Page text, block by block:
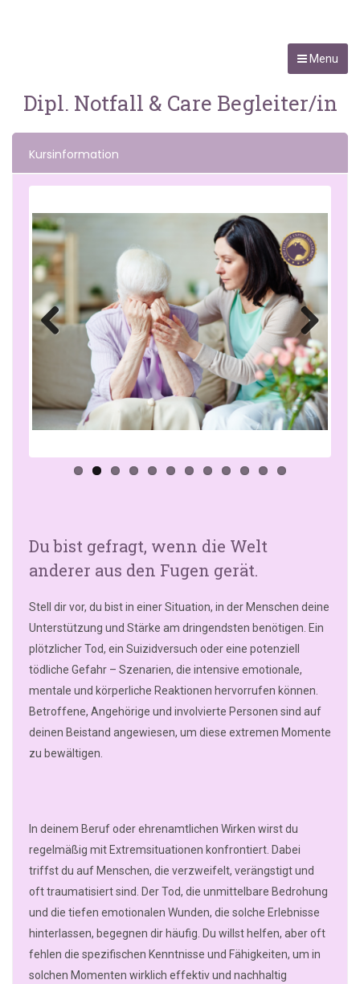
Menu
Dipl. Notfall & Care Begleiter/in
Kursinformation
Next
Du bist gefragt, wenn die Welt
anderer aus den Fugen gerät.
Stell dir vor, du bist in einer Situation, in der Menschen deine
Unterstützung und Stärke am dringendsten benötigen. Ein
plötzlicher Tod, ein Suizidversuch oder eine potenziell
tödliche Gefahr – Szenarien, die intensive emotionale,
mentale und körperliche Reaktionen hervorrufen können.
Betroffene, Angehörige und involvierte Personen sind auf
deinen Beistand angewiesen, um diese extremen Momente
zu bewältigen.
In deinem Beruf oder ehrenamtlichen Wirken wirst du
regelmäßig mit Extremsituationen konfrontiert. Dabei
triffst du auf Menschen, die verzweifelt, verängstigt und
oft traumatisiert sind. Der Tod, die unmittelbare Bedrohung
und die tiefen emotionalen Wunden, die solche Erlebnisse
hinterlassen, begegnen dir häufig. Du willst helfen, aber oft
fehlen die spezifischen Kenntnisse und Fähigkeiten, um in
solchen Momenten wirklich effektiv und nachhaltig